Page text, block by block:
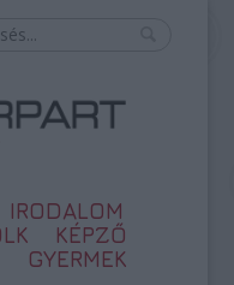
IRODALOM
KÉPZŐ
GYERMEK